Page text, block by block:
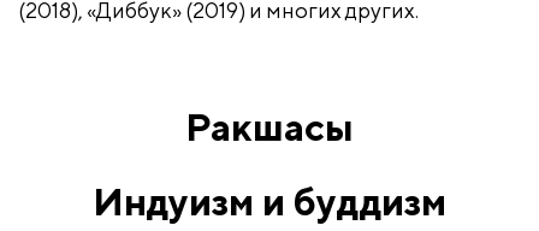
(2018), «Диббук» (2019) и многих других.
Ракшасы
Индуизм и буддизм